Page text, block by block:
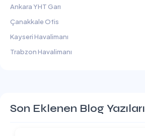
Ankara YHT Garı
Çanakkale Ofis
Kayseri Havalimanı
Trabzon Havalimanı
Son Eklenen Blog Yazıları